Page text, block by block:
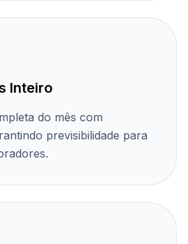
Inteiro
do mês com
previsibilidade para